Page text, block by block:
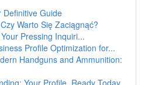
Definitive Guide
Warto Się Zaciągnąć?
Pressing Inquiri...
Profile Optimization for...
Handguns and Ammunition:
Your Profile, Ready Today